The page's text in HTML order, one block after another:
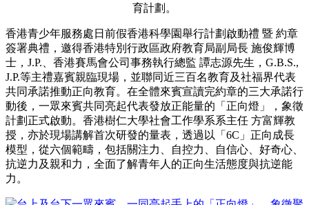
育計劃。
香港青少年服務處 日前假香港科學園舉行計劃啟動禮 暨 約章
簽署典禮，邀得香港特別行政區政府教育局副局長 施俊輝博
士，J.P.、香港賽馬會公司事務執行總監 譚志源先生，G.B.S.,
J.P.等主禮嘉賓親臨現場，並聯同近三百名教育及社福界代表
共同承諾推動正向教育。在全體來賓宣讀完約章的三大承諾行
動後，一眾來賓共同亮起代表發放正能量的「正向燈」，象徵
計劃正式啟動。香港樹仁大學社會工作學系系主任 方富輝教
授，亦於現場講解首次研發的量表，透過以「6C」正向成長
模型，從六個範疇，包括關注力、自控力、自信心、好奇心、
抗逆力及親和力，全面了解青年人的正向生活態度與抗逆能
力。